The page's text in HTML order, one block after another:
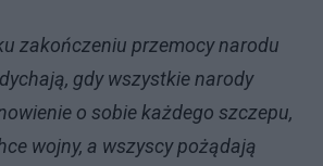
zakończeniu przemocy narodu
gdy wszystkie narody
o sobie każdego szczepu,
wojny, a wszyscy pożądają